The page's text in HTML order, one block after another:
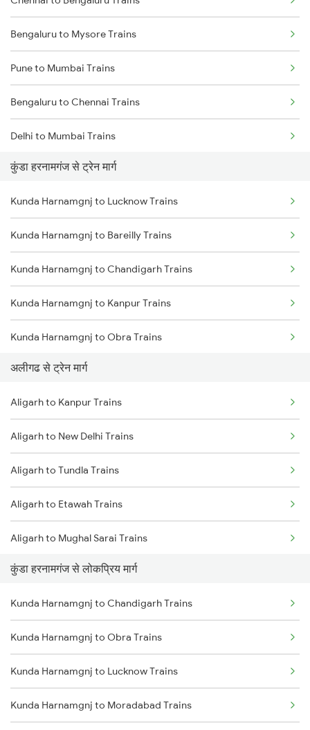
Bengaluru to Mysore Trains
Pune to Mumbai Trains
Bengaluru to Chennai Trains
Delhi to Mumbai Trains
Mumbai to Pune Trains
Delhi to Jammu Trains
Mumbai to Delhi Trains
Mumbai to Goa Trains
Chennai to Coimbatore Trains
कुंडा हरनामगंज से ट्रेन मार्ग
Kunda Harnamgnj to Lucknow Trains
Kunda Harnamgnj to Bareilly Trains
Kunda Harnamgnj to Chandigarh Trains
Kunda Harnamgnj to Kanpur Trains
Kunda Harnamgnj to Obra Trains
Kunda Harnamgnj to Amroha Trains
Kunda Harnamgnj to Moradabad Trains
Kunda Harnamgnj to Meerut Trains
अलीगढ से ट्रेन मार्ग
Aligarh to Kanpur Trains
Aligarh to New Delhi Trains
Aligarh to Tundla Trains
Aligarh to Etawah Trains
Aligarh to Mughal Sarai Trains
Aligarh to Firozabad Trains
कुंडा हरनामगंज से लोकप्रिय मार्ग
Kunda Harnamgnj to Chandigarh Trains
Kunda Harnamgnj to Obra Trains
Kunda Harnamgnj to Lucknow Trains
Kunda Harnamgnj to Moradabad Trains